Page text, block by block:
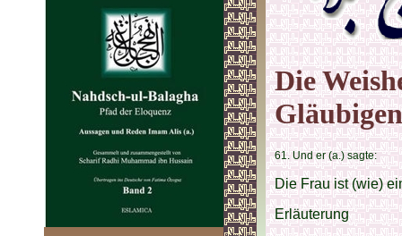
Die
61. Und er (a.) sagte:
Die Frau ist (wie)
Erläuterung